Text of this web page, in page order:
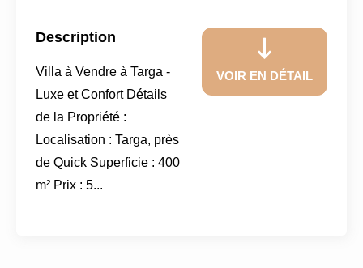
Description
Villa à Vendre à Targa -
Luxe et Confort Détails
de la Propriété :
Localisation : Targa, près
de Quick Superficie : 400
m² Prix : 5...
VOIR EN DÉTAIL